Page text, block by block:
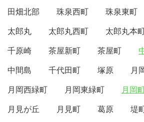
田畑北部
珠泉西町 珠泉東町
太郎丸
太郎丸西町 太郎丸本
千原崎
茶屋新町 茶屋町
中間島
千代田町 塚原
月
月岡西緑町
月岡東緑町
月岡
月見が丘
月見町 葛原
堤